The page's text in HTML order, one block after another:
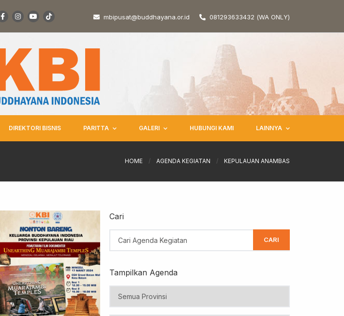
mbipusat@buddhayana.or.id 081293633432 (WA ONLY)
DIREKTORI BISNIS PARITTA GALERI HUBUNGI KAMI LAINNYA
HOME / AGENDA KEGIATAN / KEPULAUAN ANAMBAS
Cari
CARI
Tampilkan Agenda